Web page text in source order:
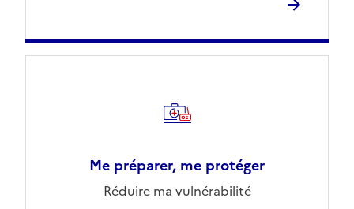
Me préparer, me protéger
Réduire ma vulnérabilité